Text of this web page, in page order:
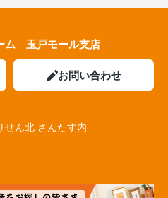
ム 玉戸モール支店
お問い合わせ
せん北 さんたす内